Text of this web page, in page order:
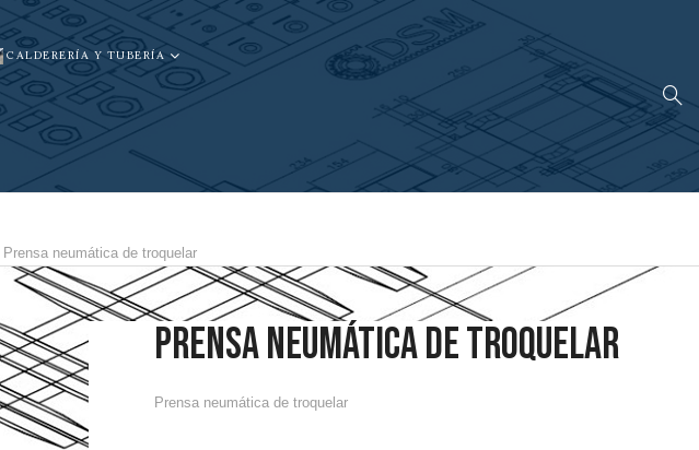
CALDERERÍA Y TUBERÍA
Prensa neumática de troquelar
PRENSA NEUMÁTICA DE TROQUELAR
Prensa neumática de troquelar